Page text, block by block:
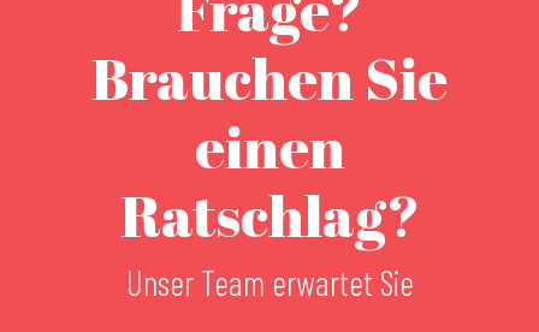
Brauchen Sie
einen
Ratschlag?
Unser Team erwartet Sie